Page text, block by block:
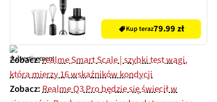
Kup teraz79.99 zł
Zobacz:realme Smart Scale | szybki test wagi,
która mierzy 16 wskaźników kondycji
Zobacz:Realme Q3 Pro będzie się świecił w